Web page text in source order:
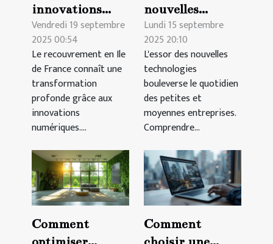
innovations
numériques
transforment le
recouvrement
en Ile de France
?
Vendredi 19 septembre
2025 00:54
Le recouvrement en Ile
de France connaît une
transformation
profonde grâce aux
innovations
numériques....
nouvelles
technologies
transforment-
elles les petites
et moyennes
entreprises ?
Lundi 15 septembre
2025 20:10
L'essor des nouvelles
technologies
bouleverse le quotidien
des petites et
moyennes entreprises.
Comprendre...
Comment
Comment